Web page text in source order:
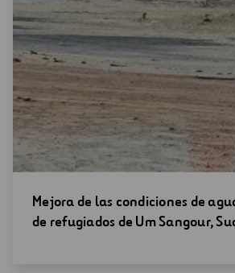
Abrir
una
Mejora de las condiciones de
de refugiados de Um Sangour,